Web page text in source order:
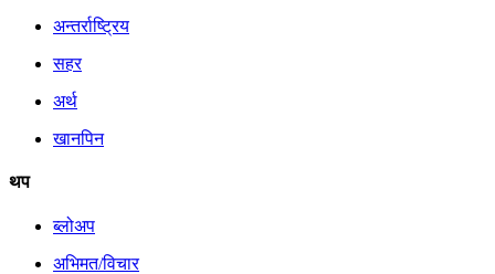
अन्तर्राष्ट्रिय
सहर
अर्थ
खानपिन
थप
ब्लोअप
अभिमत/विचार